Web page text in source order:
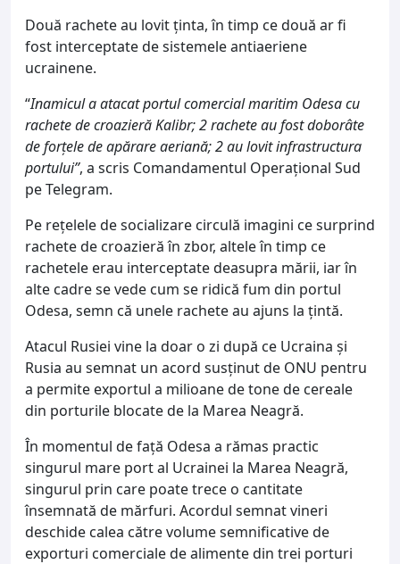
Două rachete au lovit ținta, în timp ce două ar fi
fost interceptate de sistemele antiaeriene
ucrainene.
“Inamicul a atacat portul comercial maritim Odesa cu
rachete de croazieră Kalibr; 2 rachete au fost doborâte
de forțele de apărare aeriană; 2 au lovit infrastructura
portului”, a scris Comandamentul Operațional Sud
pe Telegram.
Pe rețelele de socializare circulă imagini ce surprind
rachete de croazieră în zbor, altele în timp ce
rachetele erau interceptate deasupra mării, iar în
alte cadre se vede cum se ridică fum din portul
Odesa, semn că unele rachete au ajuns la țintă.
Atacul Rusiei vine la doar o zi după ce Ucraina și
Rusia au semnat un acord susținut de ONU pentru
a permite exportul a milioane de tone de cereale
din porturile blocate de la Marea Neagră.
În momentul de față Odesa a rămas practic
singurul mare port al Ucrainei la Marea Neagră,
singurul prin care poate trece o cantitate
însemnată de mărfuri. Acordul semnat vineri
deschide calea către volume semnificative de
exporturi comerciale de alimente din trei porturi